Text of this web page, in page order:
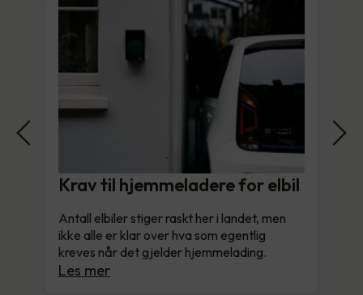
Krav til hjemmeladere for elbil
Antall elbiler stiger raskt her i landet, men
ikke alle er klar over hva som egentlig
kreves når det gjelder hjemmelading.
Les mer